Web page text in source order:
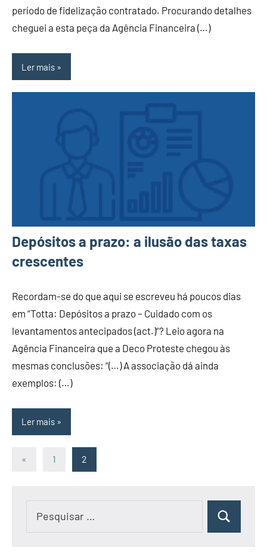
período de fidelização contratado. Procurando detalhes
cheguei a esta peça da Agência Financeira (…)
Ler mais
Depósitos a prazo: a ilusão das taxas
crescentes
Recordam-se do que aqui se escreveu há poucos dias
em “Totta: Depósitos a prazo – Cuidado com os
levantamentos antecipados (act.)“? Leio agora na
Agência Financeira que a Deco Proteste chegou às
mesmas conclusões: “(…) A associação dá ainda
exemplos: (…)
Ler mais
Paginação
conteúdos
« Artigos1 2
Pesquisar